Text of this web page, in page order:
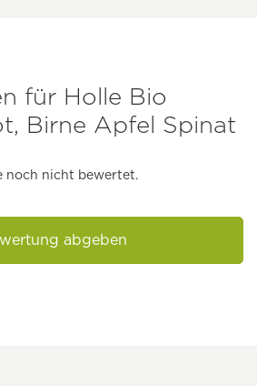
für Holle Bio
Birne Apfel Spinat
noch nicht bewertet.
abgeben